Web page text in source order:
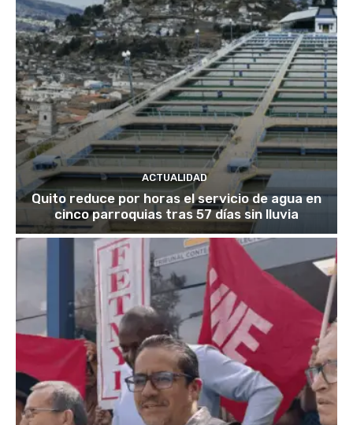
ACTUALIDAD
Quito reduce por horas el servicio de agua en
cinco parroquias tras 57 días sin lluvia